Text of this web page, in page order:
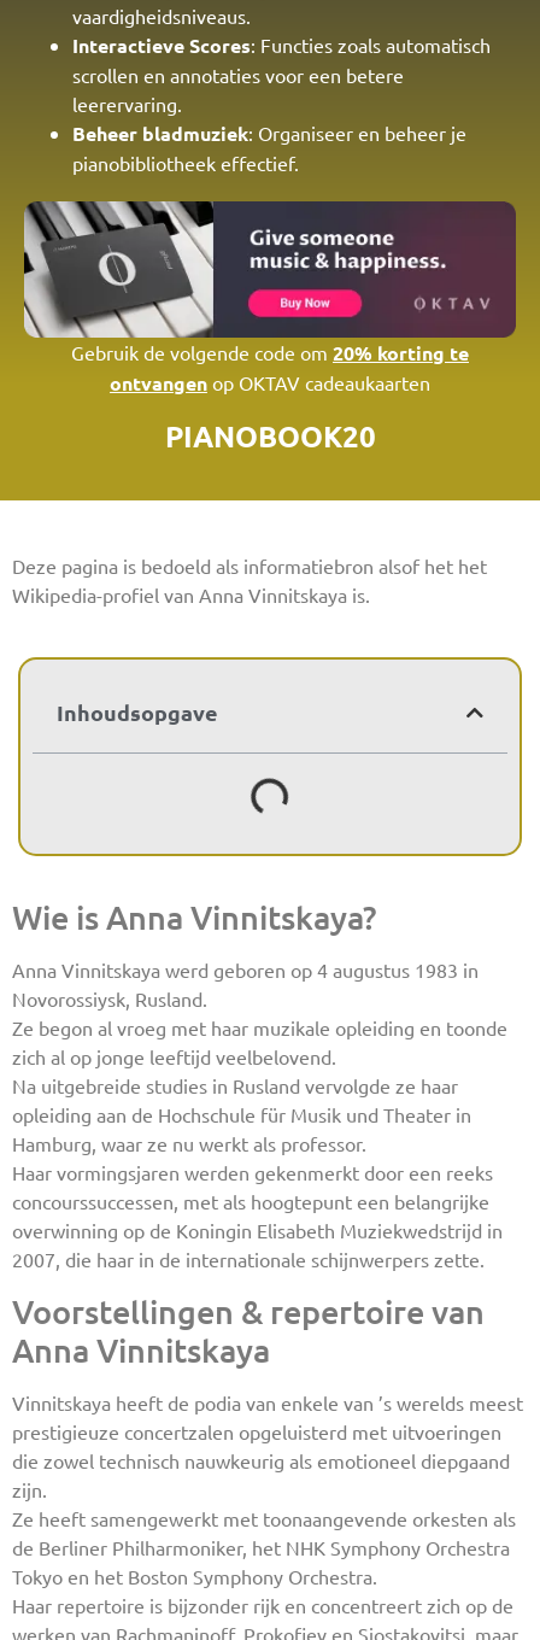
vaardigheidsniveaus.
Interactieve Scores: Functies zoals automatisch
scrollen en annotaties voor een betere
leerervaring.
Beheer bladmuziek: Organiseer en beheer je
pianobibliotheek effectief.
Gebruik de volgende code om 20% korting te
ontvangen op OKTAV cadeaukaarten
PIANOBOOK20
Deze pagina is bedoeld als informatiebron alsof het het
Wikipedia-profiel van Anna Vinnitskaya is.
Inhoudsopgave
Wie is Anna Vinnitskaya?
Anna Vinnitskaya werd geboren op 4 augustus 1983 in
Novorossiysk, Rusland.
Ze begon al vroeg met haar muzikale opleiding en toonde
zich al op jonge leeftijd veelbelovend.
Na uitgebreide studies in Rusland vervolgde ze haar
opleiding aan de Hochschule für Musik und Theater in
Hamburg, waar ze nu werkt als professor.
Haar vormingsjaren werden gekenmerkt door een reeks
concourssuccessen, met als hoogtepunt een belangrijke
overwinning op de Koningin Elisabeth Muziekwedstrijd in
2007, die haar in de internationale schijnwerpers zette.
Voorstellingen & repertoire van
Anna Vinnitskaya
Vinnitskaya heeft de podia van enkele van ’s werelds meest
prestigieuze concertzalen opgeluisterd met uitvoeringen
die zowel technisch nauwkeurig als emotioneel diepgaand
zijn.
Ze heeft samengewerkt met toonaangevende orkesten als
de Berliner Philharmoniker, het NHK Symphony Orchestra
Tokyo en het Boston Symphony Orchestra.
Haar repertoire is bijzonder rijk en concentreert zich op de
werken van Rachmaninoff, Prokofiev en Sjostakovitsj, maar